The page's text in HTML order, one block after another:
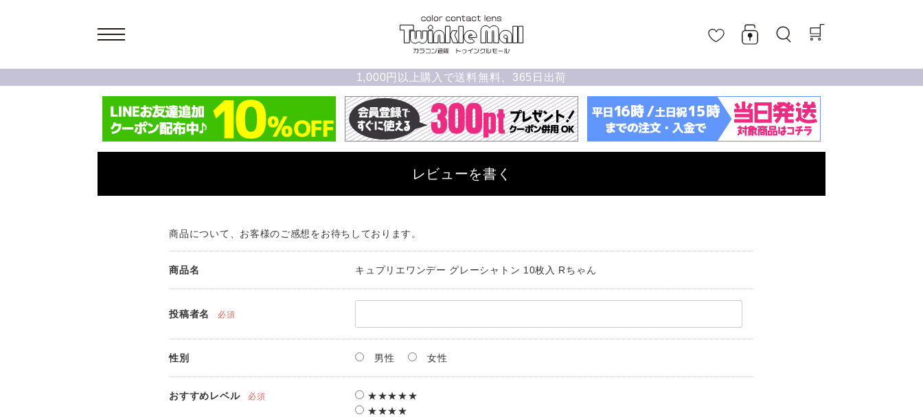
1,000円以上購入で送料無料、365日出荷
レビューを書く
商品について、お客様のご感想をお待ちしております。
商品名 キュプリエワンデー グレーシャトン 10枚入 Rちゃん
投稿者名 必須
性別 男性 女性
おすすめレベル 必須
★★★★★
★★★★